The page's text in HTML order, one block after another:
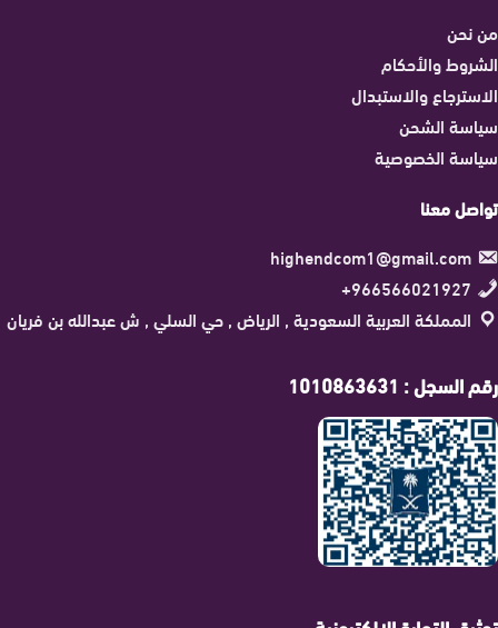
من نحن
الشروط والأحكام
الاسترجاع والاستبدال
سياسة الشحن
سياسة الخصوصية
تواصل معنا
highendcom1@gmail.com
966566021927+
المملكة العربية السعودية , الرياض , حي السلي , ش عبدالله بن فريان
رقم السجل : 1010863631